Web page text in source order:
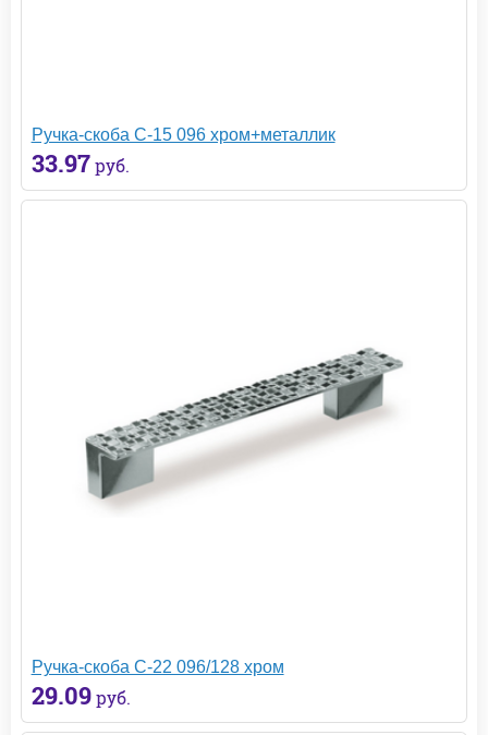
Ручка-скоба С-15 096 хром+металлик
33.97 руб.
Ручка-скоба С-22 096/128 хром
29.09 руб.